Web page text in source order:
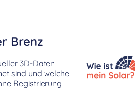
Brenz
3D-Daten
sind und welche
Registrierung